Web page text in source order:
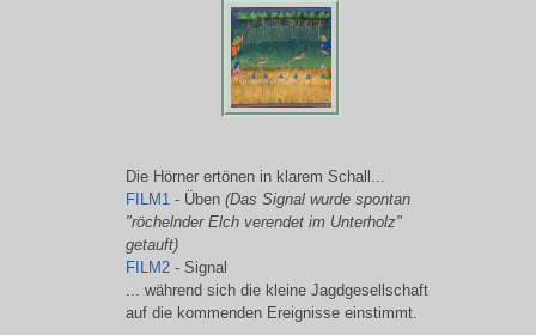
Die Hörner ertönen in klarem Schall...
FILM1- Üben (Das Signal wurde spontan
"röchelnder Elch verendet im Unterholz"
getauft)
FILM2- Signal
... während sich die kleine Jagdgesellschaft
auf die kommenden Ereignisse einstimmt.